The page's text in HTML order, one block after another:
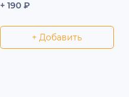
+ 190 ₽
+ Добавить